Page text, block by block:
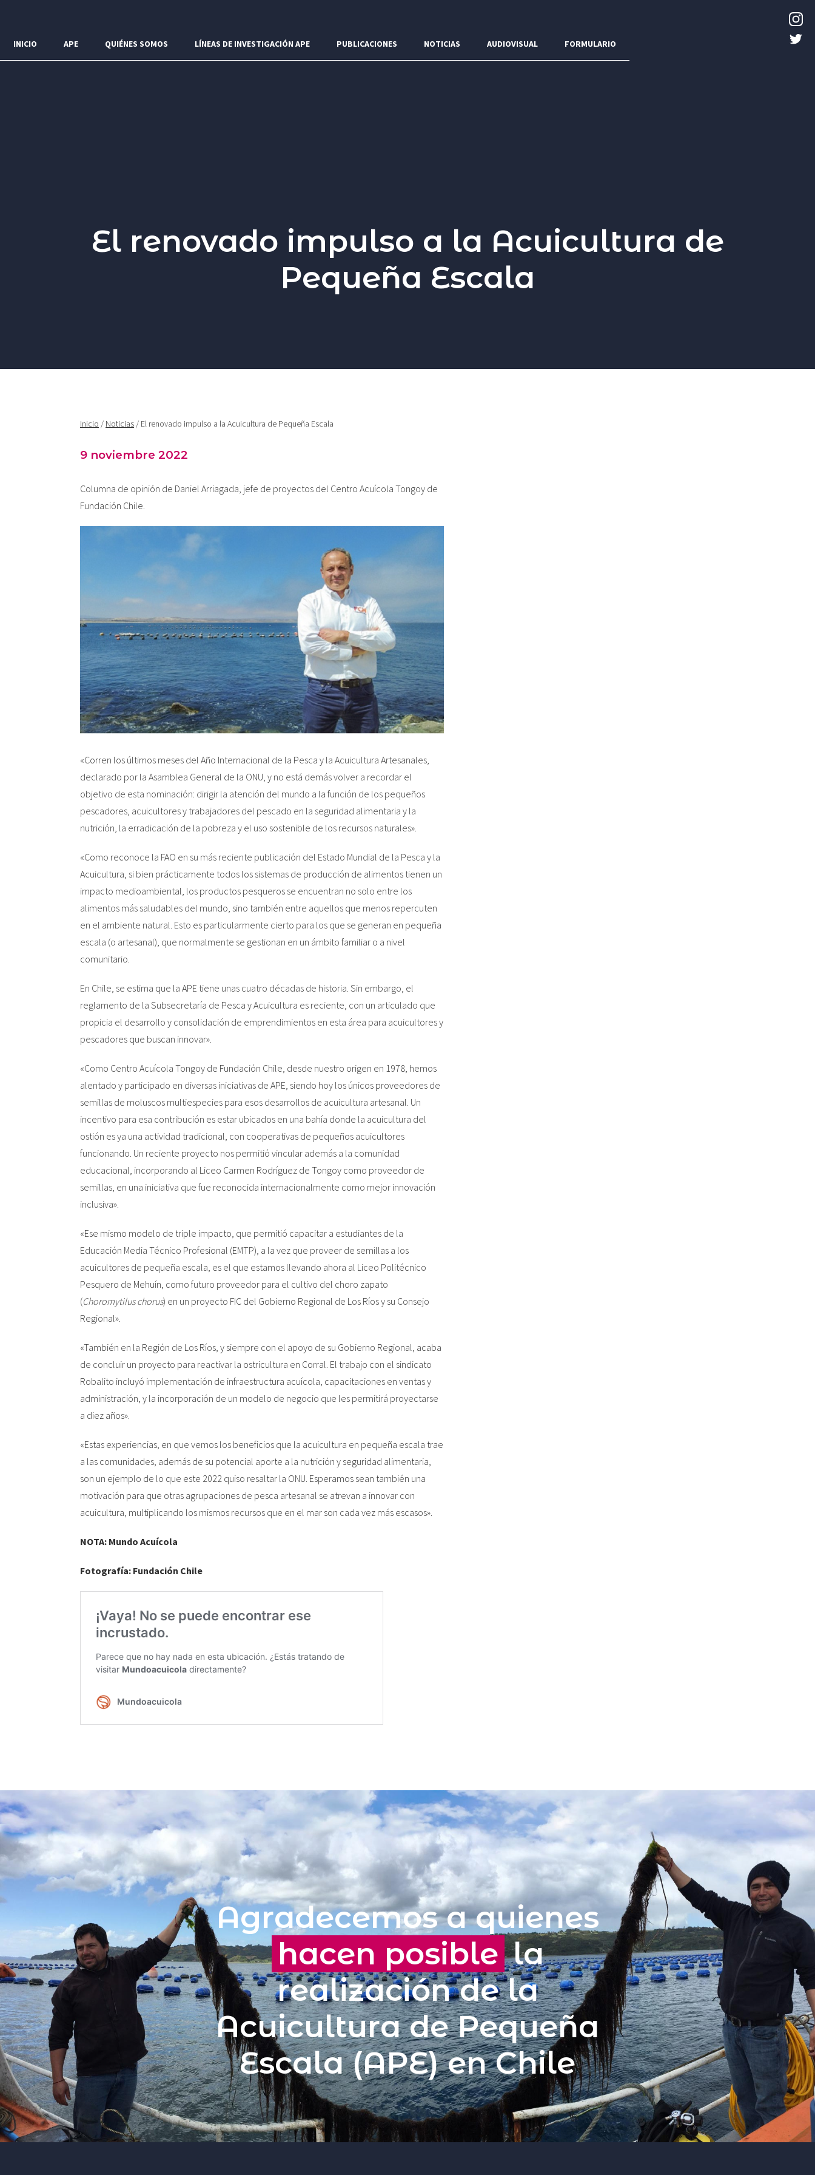
Sembrando el Mar de Chile
Líneas de investigación APE
INICIO APE QUIÉNES SOMOS LÍNEAS DE INVESTIGACIÓN APE PUBLICACIONES NOTICIAS AUDIOVISUAL FORMULARIO
El renovado impulso a la Acuicultura de
Pequeña Escala
Inicio / Noticias / El renovado impulso a la Acuicultura de Pequeña Escala
9 noviembre 2022
Columna de opinión de Daniel Arriagada, jefe de proyectos del Centro Acuícola Tongoy de
Fundación Chile.
«Corren los últimos meses del Año Internacional de la Pesca y la Acuicultura Artesanales,
declarado por la Asamblea General de la ONU, y no está demás volver a recordar el
objetivo de esta nominación: dirigir la atención del mundo a la función de los pequeños
pescadores, acuicultores y trabajadores del pescado en la seguridad alimentaria y la
nutrición, la erradicación de la pobreza y el uso sostenible de los recursos naturales».
«Como reconoce la FAO en su más reciente publicación del Estado Mundial de la Pesca y la
Acuicultura, si bien prácticamente todos los sistemas de producción de alimentos tienen un
impacto medioambiental, los productos pesqueros se encuentran no solo entre los
alimentos más saludables del mundo, sino también entre aquellos que menos repercuten
en el ambiente natural. Esto es particularmente cierto para los que se generan en pequeña
escala (o artesanal), que normalmente se gestionan en un ámbito familiar o a nivel
comunitario.
En Chile, se estima que la APE tiene unas cuatro décadas de historia. Sin embargo, el
reglamento de la Subsecretaría de Pesca y Acuicultura es reciente, con un articulado que
propicia el desarrollo y consolidación de emprendimientos en esta área para acuicultores y
pescadores que buscan innovar».
«Como Centro Acuícola Tongoy de Fundación Chile, desde nuestro origen en 1978, hemos
alentado y participado en diversas iniciativas de APE, siendo hoy los únicos proveedores de
semillas de moluscos multiespecies para esos desarrollos de acuicultura artesanal. Un
incentivo para esa contribución es estar ubicados en una bahía donde la acuicultura del
ostión es ya una actividad tradicional, con cooperativas de pequeños acuicultores
funcionando. Un reciente proyecto nos permitió vincular además a la comunidad
educacional, incorporando al Liceo Carmen Rodríguez de Tongoy como proveedor de
semillas, en una iniciativa que fue reconocida internacionalmente como mejor innovación
inclusiva».
«Ese mismo modelo de triple impacto, que permitió capacitar a estudiantes de la
Educación Media Técnico Profesional (EMTP), a la vez que proveer de semillas a los
acuicultores de pequeña escala, es el que estamos llevando ahora al Liceo Politécnico
Pesquero de Mehuín, como futuro proveedor para el cultivo del choro zapato
(Choromytilus chorus) en un proyecto FIC del Gobierno Regional de Los Ríos y su Consejo
Regional».
«También en la Región de Los Ríos, y siempre con el apoyo de su Gobierno Regional, acaba
de concluir un proyecto para reactivar la ostricultura en Corral. El trabajo con el sindicato
Robalito incluyó implementación de infraestructura acuícola, capacitaciones en ventas y
administración, y la incorporación de un modelo de negocio que les permitirá proyectarse
a diez años».
«Estas experiencias, en que vemos los beneficios que la acuicultura en pequeña escala trae
a las comunidades, además de su potencial aporte a la nutrición y seguridad alimentaria,
son un ejemplo de lo que este 2022 quiso resaltar la ONU. Esperamos sean también una
motivación para que otras agrupaciones de pesca artesanal se atrevan a innovar con
acuicultura, multiplicando los mismos recursos que en el mar son cada vez más escasos».
NOTA: Mundo Acuícola
Fotografía: Fundación Chile
Agradecemos a quienes
hacen posiblela
realización de la
Acuicultura de Pequeña
Escala (APE) en Chile